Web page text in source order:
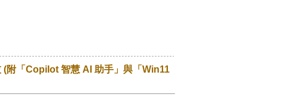
附「Copilot 智慧 AI 助手」與「Win11